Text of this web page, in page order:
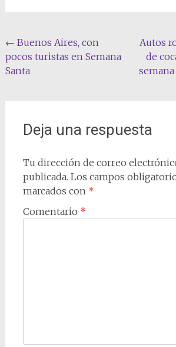
Navegación
de
← Buenos Aires, con
pocos turistas en Semana
Santa
Autos
de
Deja una respuesta
Tu dirección de correo
publicada. Los campos
marcados con *
Comentario *